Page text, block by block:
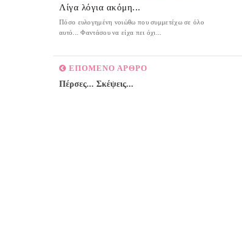
Λίγα λόγια ακόμη...
Πόσο ευλογημένη νοιώθω που συμμετέχω σε όλο
αυτό... Φαντάσου να είχα πει όχι...
ΕΠΟΜΕΝΟ ΑΡΘΡΟ
Πέρσες... Σκέψεις...